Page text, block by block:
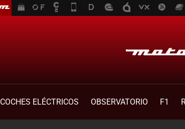
COCHES ELÉCTRICOS OBSERVATORIO F1